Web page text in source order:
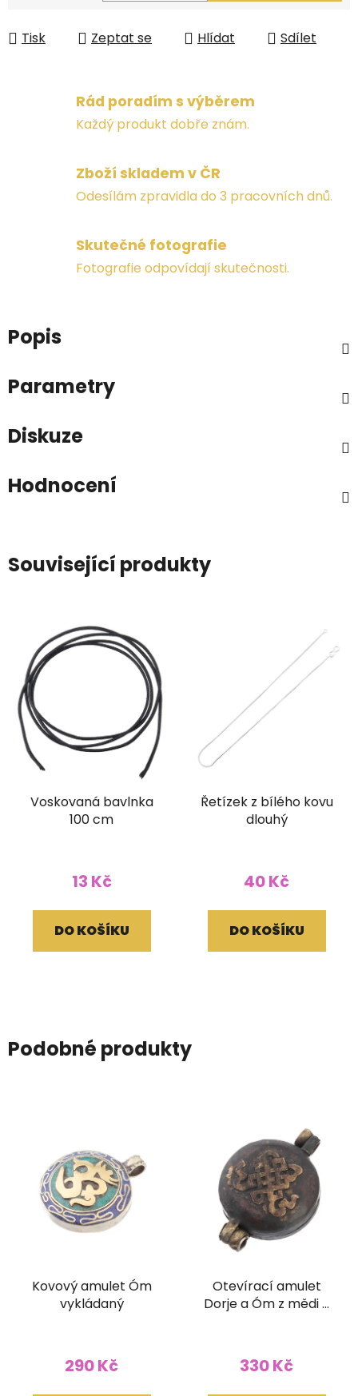
Tisk Zeptat se Hlídat Sdílet
Rád poradím s výběrem
Každý produkt dobře znám.
Zboží skladem v ČR
Odesílám zpravidla do 3 pracovních dnů.
Skutečné fotografie
Fotografie odpovídají skutečnosti.
Popis
Parametry
Diskuze
Hodnocení
Související produkty
Voskovaná bavlnka
100 cm
13 Kč
DO KOŠÍKU
Řetízek z bílého kovu
dlouhý
40 Kč
DO KOŠÍKU
Podobné produkty
Kovový amulet Óm
vykládaný
290 Kč
Otevírací amulet
Dorje a Óm z mědi a
330 Kč